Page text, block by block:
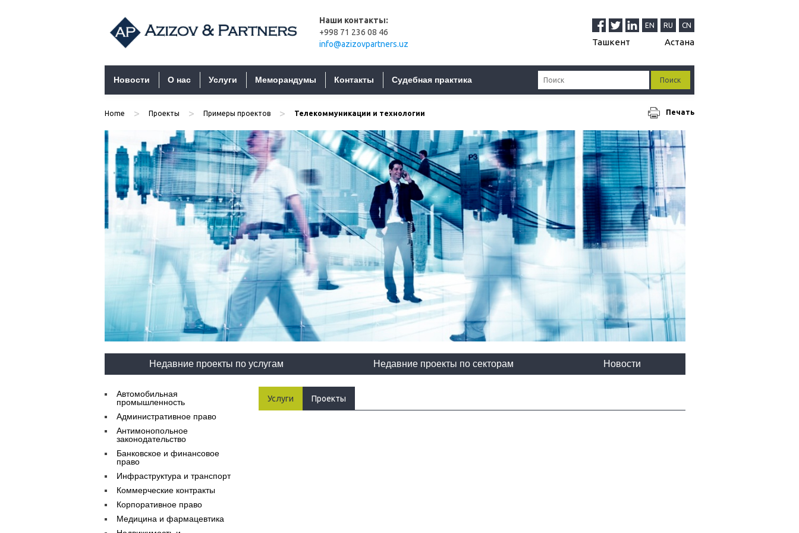
Наши контакты:
+998 71 236 08 46
info@azizovpartners.uz
EN RU CN
Ташкент Астана
Перейти к содержимому
Новости
О нас Услуги Меморандумы Контакты Судебная практика
Печать
Home > Проекты > Примеры проектов > Телекоммуникации и технологии
Недавние проекты по услугам Недавние проекты по секторам Новости
Автомобильная
промышленность
Административное право
Антимонопольное
законодательство
Банковское и финансовое
право
Инфраструктура и транспорт
Коммерческие контракты
Корпоративное право
Медицина и фармацевтика
Услуги Проекты